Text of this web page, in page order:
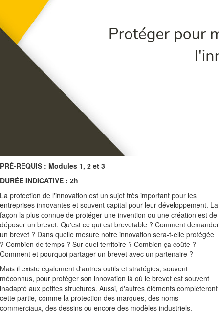
PRÉ-REQUIS : Modules 1, 2 et 3
DURÉE INDICATIVE : 2h
La protection de l'innovation est un sujet très important pour les
entreprises innovantes et souvent capital pour leur développement. La
façon la plus connue de protéger une invention ou une création est de
déposer un brevet. Qu'est ce qui est brevetable ? Comment demander
un brevet ? Dans quelle mesure notre innovation sera-t-elle protégée
? Combien de temps ? Sur quel territoire ? Combien ça coûte ?
Comment et pourquoi partager un brevet avec un partenaire ?
Mais il existe également d'autres outils et stratégies, souvent
méconnus, pour protéger son innovation là où le brevet est souvent
inadapté aux petites structures. Aussi, d'autres éléments complèteront
cette partie, comme la protection des marques, des noms
commerciaux, des dessins ou encore des modèles industriels.